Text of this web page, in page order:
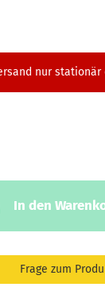
nur stationär
In den
Frage zum